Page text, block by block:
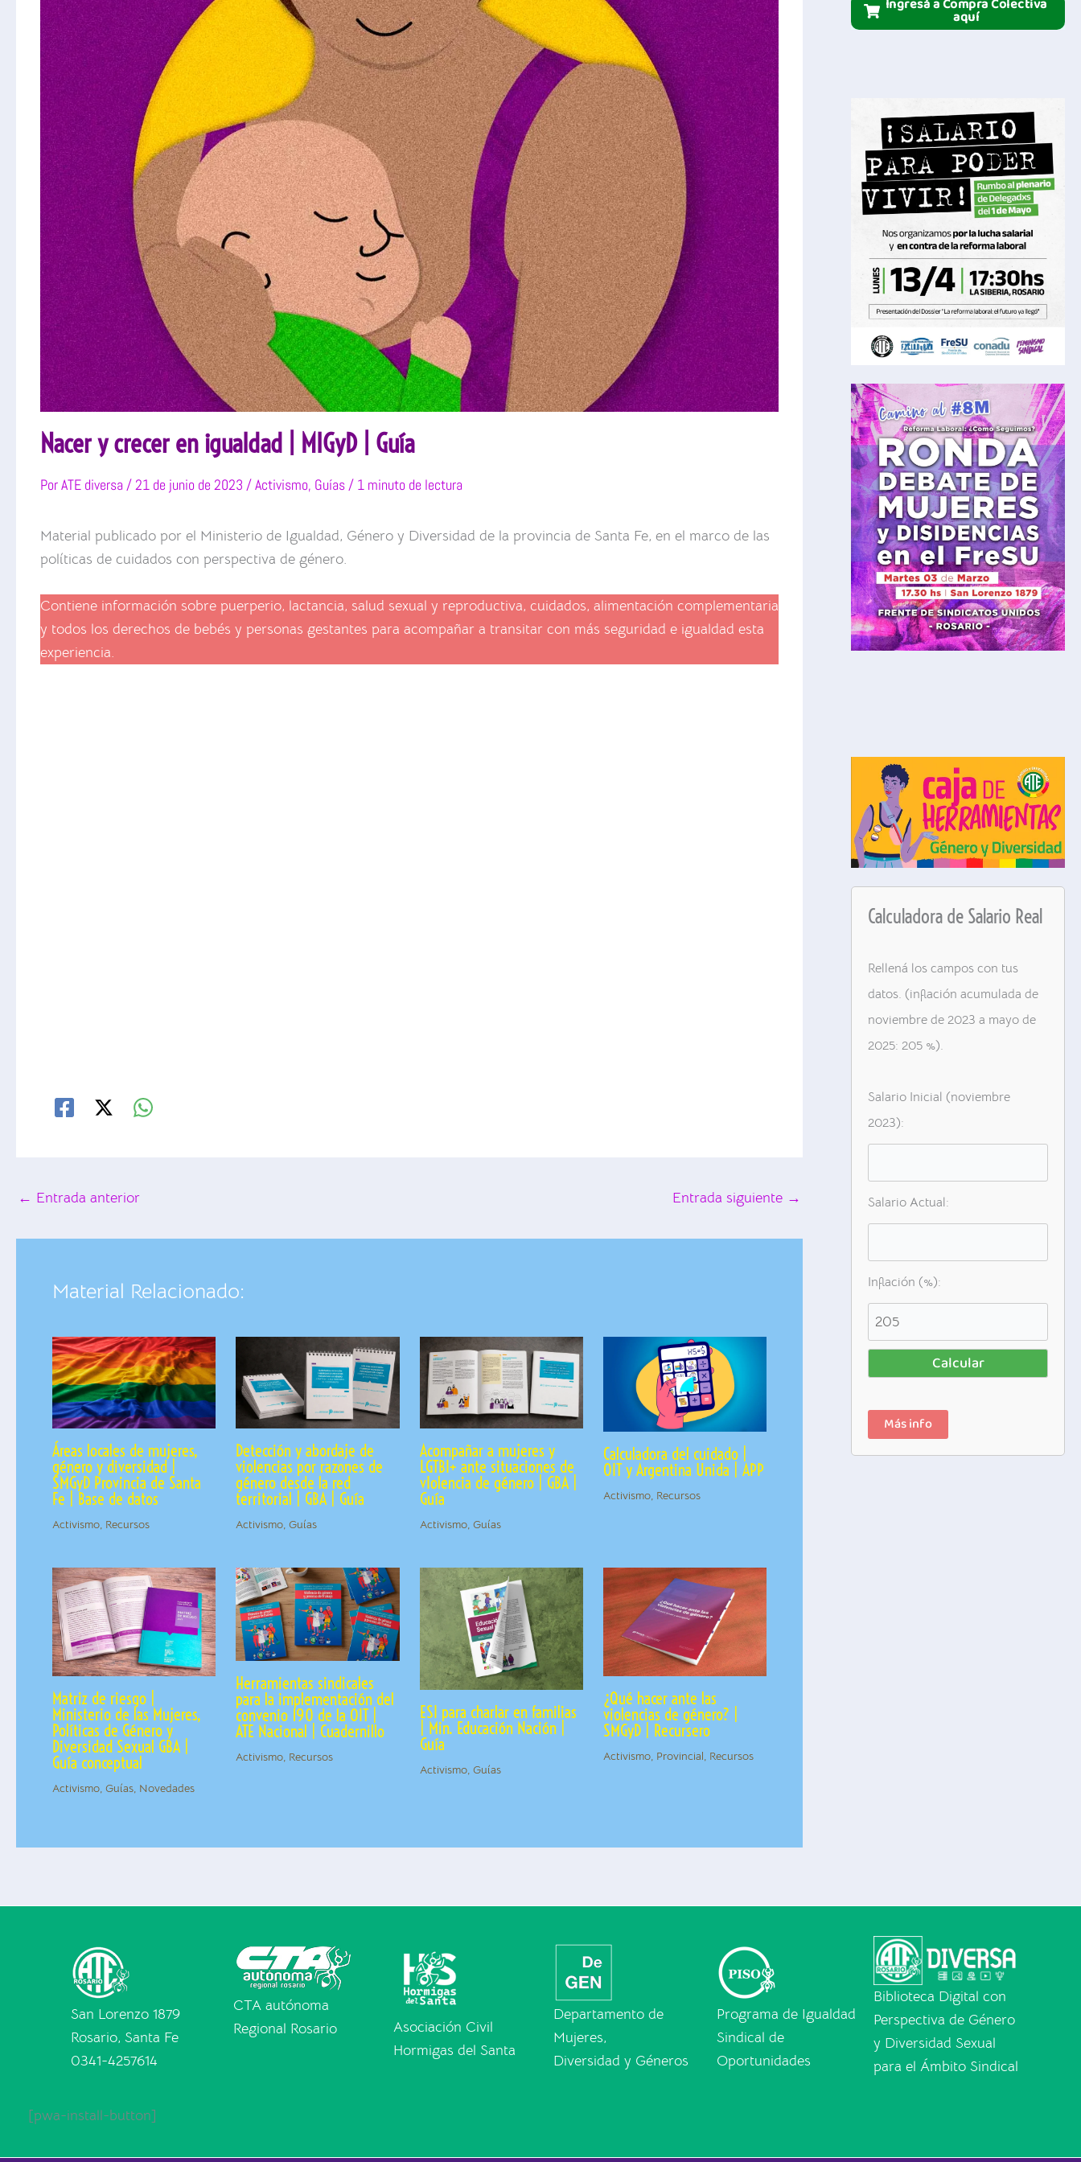
Nacer y crecer en igualdad | MIGyD | Guía
PorATE diversa/21 de junio de 2023 /Activismo, Guías/ 1 minuto de lectura
Material publicado por el Ministerio de Igualdad, Género y Diversidad de la provincia de Santa Fe, en el marco de las
políticas de cuidados con perspectiva de género.
Contiene información sobre puerperio, lactancia, salud sexual y reproductiva, cuidados, alimentación complementaria
y todos los derechos de bebés y personas gestantes para acompañar a transitar con más seguridad e igualdad esta
experiencia.
← Entrada anterior Entrada siguiente →
Material Relacionado:
Áreas locales de mujeres,
género y diversidad |
SMGyD Provincia de Santa
Fe | Base de datos
Activismo, Recursos
Detección y abordaje de
violencias por razones de
género desde la red
territorial | GBA | Guía
Activismo,Guías
Acompañar a mujeres y
LGTBI+ ante situaciones de
vIolencia de género | GBA |
Guía
Activismo, Guías
Calculadora del cuidado |
OIT y Argentina Unida | APP
Activismo, Recursos
Matriz de riesgo |
Ministerio de las Mujeres,
Políticas de Género y
Diversidad Sexual GBA |
Guía conceptual
Activismo, Guías, Novedades
Herramientas sindicales
para la implementación del
convenio 190 de la OIT |
ATE Nacional | Cuadernillo
Activismo, Recursos
ESI para charlar en familias
| Min. Educación Nación |
Guía
Activismo, Guías
¿Qué hacer ante las
violencias de género? |
SMGyD | Recursero
Activismo, Provincial, Recursos
Ingresá a Compra Colectiva
aquí
Calculadora de Salario Real
Rellená los campos con tus
datos. (inflación acumulada de
noviembre de 2023 a mayo de
2025: 205 %).
Salario Inicial (noviembre
2023):
Salario Actual:
Inflación (%):
Calcular
Más info
San Lorenzo 1879
Rosario, Santa Fe
0341-4257614
CTA autónoma
Regional Rosario
Asociación Civil
Hormigas del Santa
Departamento de
Mujeres,
Diversidad y Géneros
Programa de Igualdad
Sindical de
Oportunidades
Biblioteca Digital con
Perspectiva de Género
y Diversidad Sexual
para el Ámbito Sindical
[pwa-install-button]